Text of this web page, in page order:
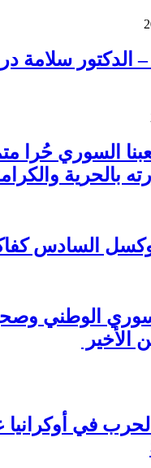
– الدكتور سلامة
السوري حُرا
بالحرية
السادس
الوطني
في